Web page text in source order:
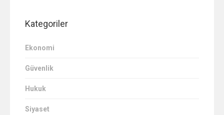
Kategoriler
Ekonomi
Güvenlik
Hukuk
Siyaset